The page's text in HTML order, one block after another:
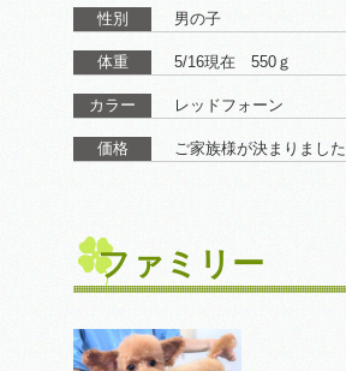
性別 男の子
体重 5/16現在 550ｇ
カラー レッドフォーン
価格 ご家族様が決まりました
ファミリー